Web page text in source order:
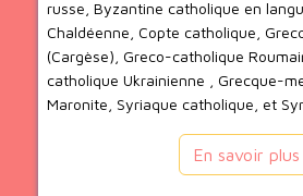
russe, Byzantine catholique en
Chaldéenne, Copte catholique,
(Cargèse), Greco-catholique
catholique Ukrainienne , Grecque-
Maronite, Syriaque catholique, et
En savoir plus